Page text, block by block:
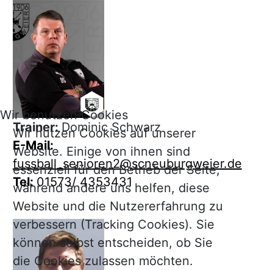
Trainer:Dominic Schwarz
E-Mail:
fussball_senioren2@scneuburgweier.de
Tel:01573/ 4353431
Wir benutzen Cookies
Wir nutzen Cookies auf unserer
Website. Einige von ihnen sind
essenziell für den Betrieb der Seite,
während andere uns helfen, diese
Website und die Nutzererfahrung zu
verbessern (Tracking Cookies). Sie
können selbst entscheiden, ob Sie
die Cookies zulassen möchten.